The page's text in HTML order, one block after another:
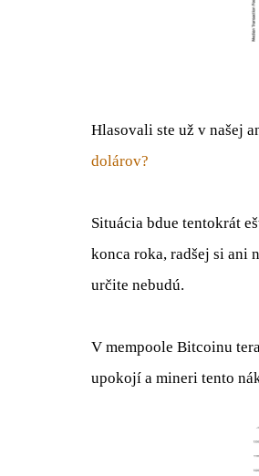
Hlasovali ste už v našej
dolárov?
Situácia bdue tentokrát
konca roka, radšej si ani
určite nebudú.
V mempoole Bitcoinu
upokojí a mineri tento